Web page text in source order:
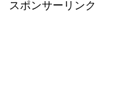
スポンサーリンク